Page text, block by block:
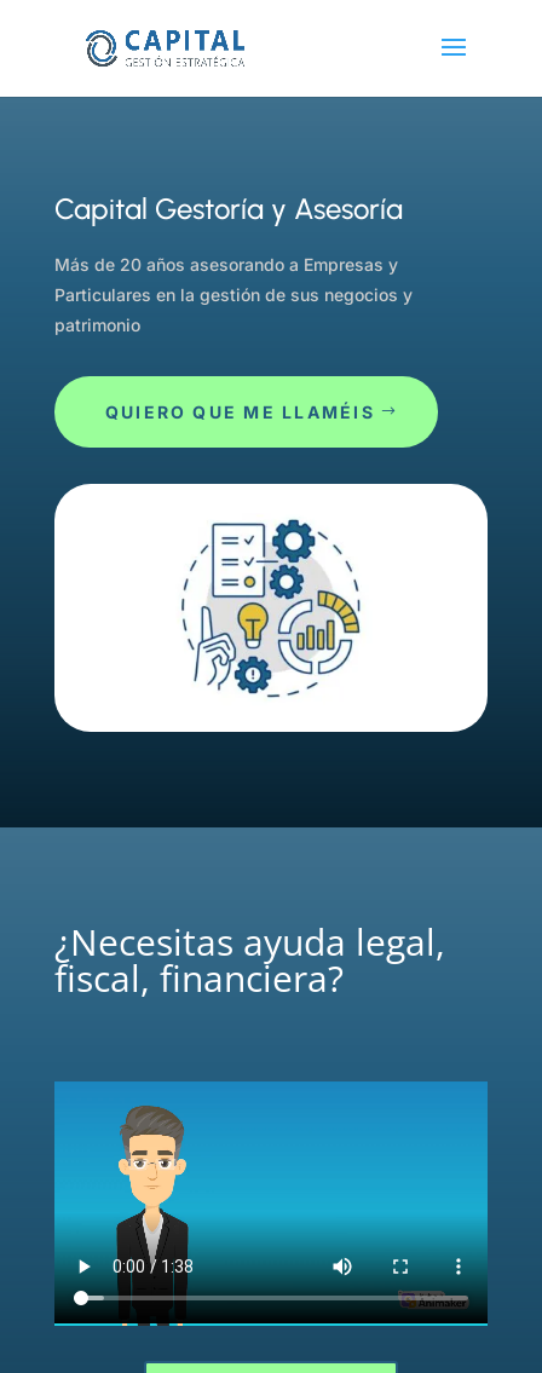
Capital Gestoría y Asesoría
Más de 20 años asesorando a Empresas y
Particulares en la gestión de sus negocios y
patrimonio
QUIERO QUE ME LLAMÉIS
¿Necesitas ayuda legal,
fiscal, financiera?